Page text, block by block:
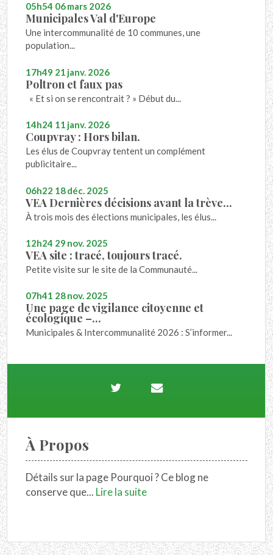
05h54 06mars 2026
Municipales Val d'Europe
Une intercommunalité de 10 communes, une
population...
17h49 21 janv. 2026
Poltron et faux pas
« Et si on se rencontrait ? » Début du...
14h24 11 janv. 2026
Coupvray : Hors bilan.
Les élus de Coupvray tentent un complément
publicitaire...
06h22 18déc. 2025
VEA Dernières décisions avant la trève...
À trois mois des élections municipales, les élus...
12h24 29 nov. 2025
VEA site : tracé, toujours tracé.
Petite visite sur le site de la Communauté...
07h41 28nov. 2025
Une page de vigilance citoyenne et
écologique –...
Municipales & Intercommunalité 2026 : S’informer...
À Propos
Détails sur la page Pourquoi ? Ce blog ne
conserve que... Lire la suite